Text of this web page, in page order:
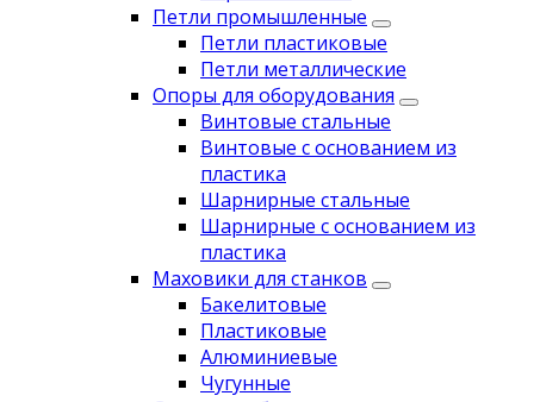
Петли промышленные
Петли пластиковые
Петли металлические
Опоры для оборудования
Винтовые стальные
Винтовые с основанием из
пластика
Шарнирные стальные
Шарнирные с основанием из
пластика
Маховики для станков
Бакелитовые
Пластиковые
Алюминиевые
Чугунные